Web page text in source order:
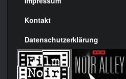
Kontakt
Datenschutzerklärung